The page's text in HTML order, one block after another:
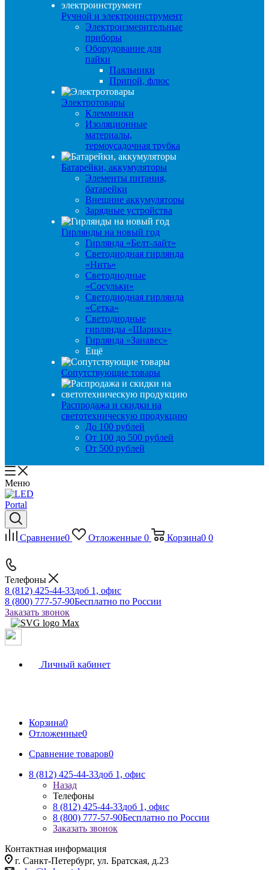
Ручной и электроинструмент
Электроизмерительные
приборы
Оборудование для
пайки
Паяльники
Припой, флюс
Электротовары
Клеммники
Изоляционные
материалы,
термоусадочная трубка
Батарейки, аккумуляторы
Элементы питания,
батарейки
Внешние аккумуляторы
Зарядные устройства
Гирлянды на новый год
Гирлянда «Белт-лайт»
Светодиодная гирлянда
«Нить»
Светодиодные
«Сосульки»
Светодиодная гирлянда
«Сетка»
Светодиодные
гирлянды «Шарики»
Гирлянда «Занавес»
Ещё
Сопутствующие товары
Распродажа и скидки на
светотехническую продукцию
До 100 рублей
От 100 до 500 рублей
От 500 рублей
Меню
Сравнение0 Отложенные 0 Корзина0 0
Телефоны
8 (812) 425-44-33доб 1, офис
8 (800) 777-57-90Бесплатно по России
Заказать звонок
Личный кабинет
Корзина0
Отложенные0
Сравнение товаров0
8 (812) 425-44-33доб 1, офис
Назад
Телефоны
8 (812) 425-44-33доб 1, офис
8 (800) 777-57-90Бесплатно по России
Заказать звонок
Контактная информация
г. Санкт-Петербург, ул. Братская, д.23